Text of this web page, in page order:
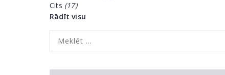
Cits (17)
Rādīt visu